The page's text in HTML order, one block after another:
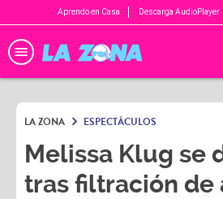
Aprendo en Casa Descarga AudioPlayer
LA ZONA ESPECTÁCULOS
Melissa Klug se
tras filtración de